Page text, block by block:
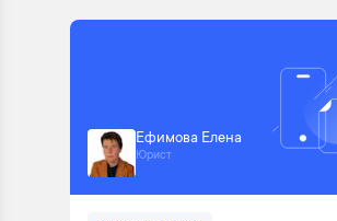
Ефимова Елена
Юрист